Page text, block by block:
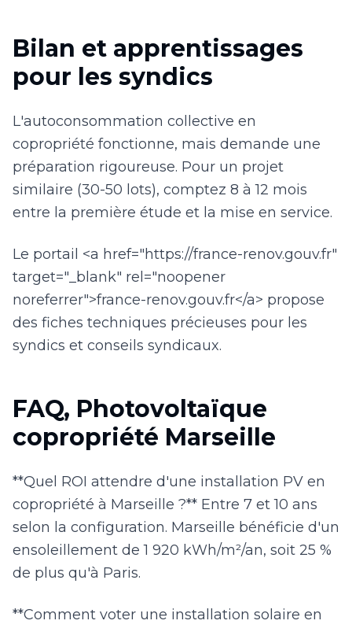
Bilan et apprentissages
pour les syndics
L'autoconsommation collective en
copropriété fonctionne, mais demande une
préparation rigoureuse. Pour un projet
similaire (30-50 lots), comptez 8 à 12 mois
entre la première étude et la mise en service.
Le portail <a href="https://france-renov.gouv.fr"
target="_blank" rel="noopener
noreferrer">france-renov.gouv.fr</a> propose
des fiches techniques précieuses pour les
syndics et conseils syndicaux.
FAQ, Photovoltaïque
copropriété Marseille
**Quel ROI attendre d'une installation PV en
copropriété à Marseille ?** Entre 7 et 10 ans
selon la configuration. Marseille bénéficie d'un
ensoleillement de 1 920 kWh/m²/an, soit 25 %
de plus qu'à Paris.
**Comment voter une installation solaire en